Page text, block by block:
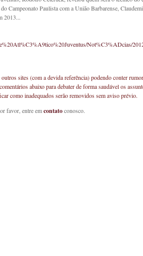
Campeonato Paulista com a União Barbarense,
2013...
Not%C3%ADcias/
sites (com a devida referência) podendo conter
abaixo para debater de forma saudável os
como inadequados serão removidos sem aviso prévio.
favor, entre emcontatoconosco.